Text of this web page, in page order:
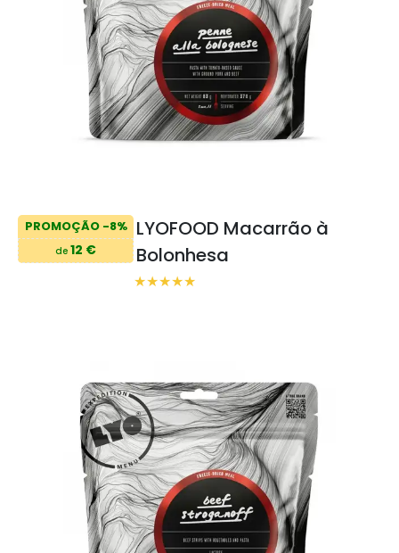
PROMOÇÃO -8%
de 12 €
LYOFOOD Macarrão à
Bolonhesa